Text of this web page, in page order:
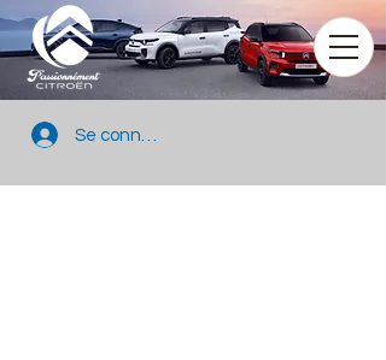
Se connecter